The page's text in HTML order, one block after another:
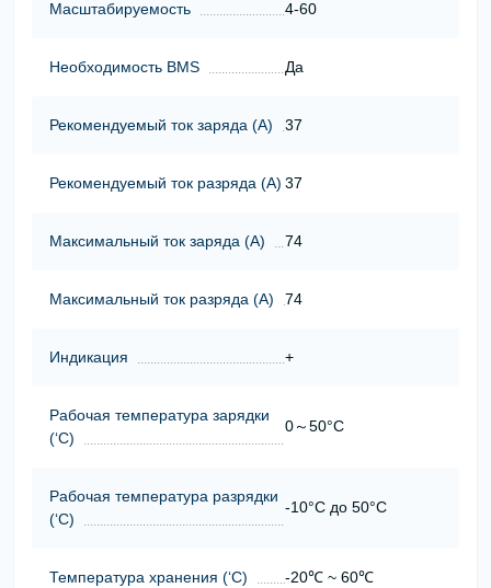
Масштабируемость 4-60
Необходимость BMS Да
Рекомендуемый ток заряда (А) 37
Рекомендуемый ток разряда (А) 37
Максимальный ток заряда (А) 74
Максимальный ток разряда (А) 74
Индикация +
Рабочая температура зарядки
(‘С)
0～50°C
Рабочая температура разрядки
(‘С)
-10°C до 50°C
Температура хранения (‘С) -20℃ ~ 60℃